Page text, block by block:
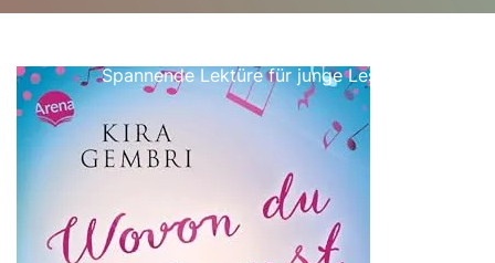
Spannende Lektüre für junge Leser